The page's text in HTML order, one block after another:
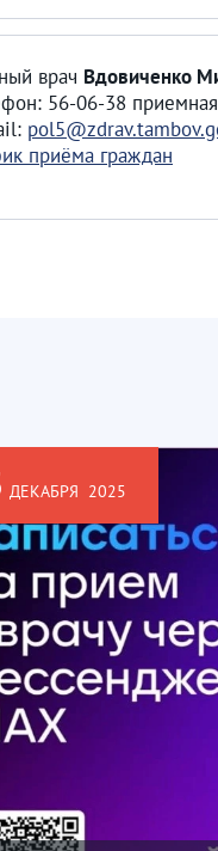
врач Вдовиченко
56-06-38 приемная
приёма граждан
ДЕКАБРЯ 2025